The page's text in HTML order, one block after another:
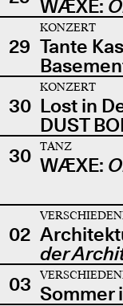
WÆXE:
29
KONZERT
Tante
30
KONZERT
Lost in
DUST
30
TANZ
WÆXE:
02
der
03 Sommer